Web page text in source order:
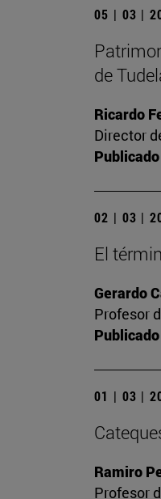
05 | 03 |
de
Ricardo
Director
02 | 03 |
El
Gerardo
Profesor
01 | 03 |
Ramiro
Profesor